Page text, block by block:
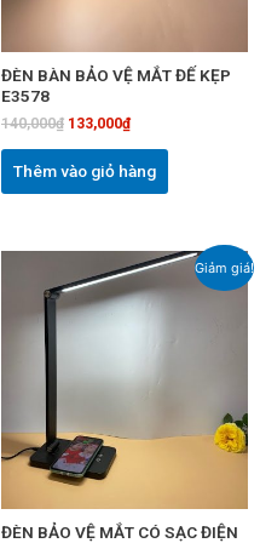
ĐÈN BÀN BẢO VỆ MẮT ĐẾ KẸP
E3578
140,000₫ 133,000₫
Thêm vào giỏ hàng
Giảm giá!
ĐÈN BẢO VỆ MẮT CÓ SẠC ĐIỆN
gốc
là:
920,000₫.
Giá
hiện
tại